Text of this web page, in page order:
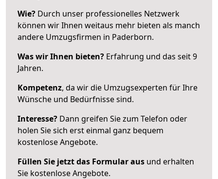
Wie? Durch unser professionelles Netzwerk
können wir Ihnen weitaus mehr bieten als manch
andere Umzugsfirmen in Paderborn.
Was wir Ihnen bieten? Erfahrung und das seit 9
Jahren.
Kompetenz, da wir die Umzugsexperten für Ihre
Wünsche und Bedürfnisse sind.
Interesse? Dann greifen Sie zum Telefon oder
holen Sie sich erst einmal ganz bequem
kostenlose Angebote.
Füllen Sie jetzt das Formular aus und erhalten
Sie kostenlose Angebote.